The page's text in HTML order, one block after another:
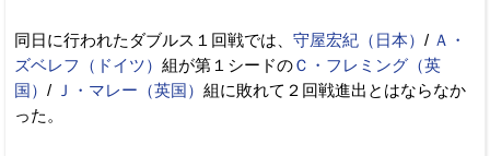
同日に行われたダブルス１回戦では、 守屋宏紀（日本） / Ａ・
ズベレフ（ドイツ） 組が第１シードのＣ・フレミング（英
国） / Ｊ・マレー（英国） 組に敗れて２回戦進出とはならなか
った。